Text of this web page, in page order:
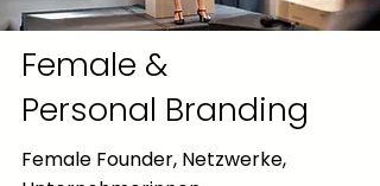
Female &
Personal Branding
Female Founder, Netzwerke,